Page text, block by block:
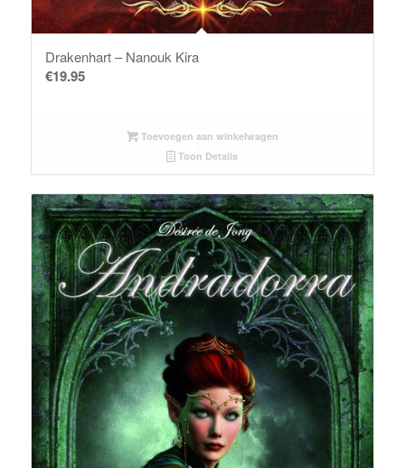
Drakenhart – Nanouk Kira
€19.95
Toevoegen aan winkelwagen
Toon Details